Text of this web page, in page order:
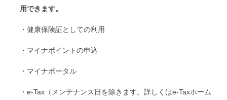
用できます。
・健康保険証としての利用
・マイナポイントの申込
・マイナポータル
・e-Tax（メンテナンス日を除きます。詳しくはe-Taxホーム